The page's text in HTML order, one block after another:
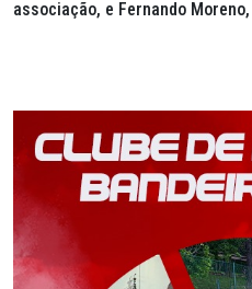
associação, e Fernando